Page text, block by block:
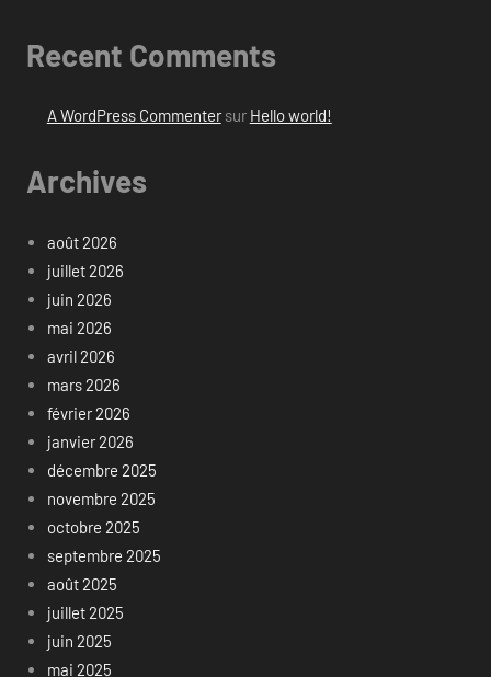
Recent Comments
A WordPress Commentersur Hello world!
Archives
août 2026
juillet 2026
juin 2026
mai 2026
avril 2026
mars 2026
février 2026
janvier 2026
décembre 2025
novembre 2025
octobre 2025
septembre 2025
août 2025
juillet 2025
juin 2025
mai 2025